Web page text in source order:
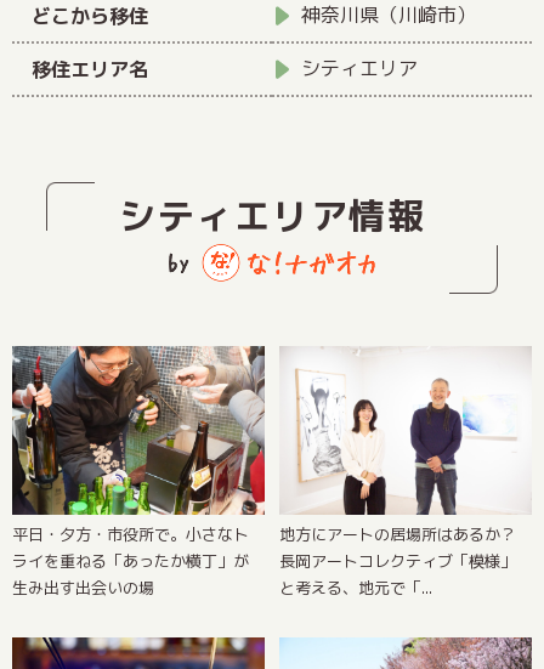
どこから移住 神奈川県（川崎市）
移住エリア名 シティエリア
シティエリア情報
平日・夕方・市役所で。小さなト
ライを重ねる「あったか横丁」が
生み出す出会いの場
地方にアートの居場所はあるか？
長岡アートコレクティブ「模様」
と考える、地元で「...